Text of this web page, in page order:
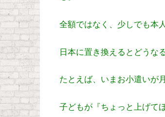
全額ではなく、少しでも本
日本に置き換えるとどうなる
たとえば、いまお小遣いが
子どもが『ちょっと上げて